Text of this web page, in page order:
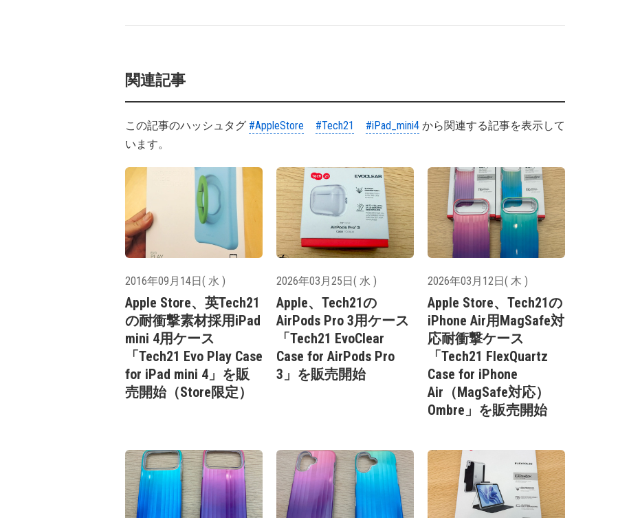
関連記事
この記事のハッシュタグ #AppleStore #Tech21 #iPad_mini4 から関連する記事を表示して
います。
2016年09月14日( 水 )
Apple Store、英Tech21
の耐衝撃素材採用iPad
mini 4用ケース
「Tech21 Evo Play Case
for iPad mini 4」を販
売開始（Store限定）
2026年03月25日( 水 )
Apple、Tech21の
AirPods Pro 3用ケース
「Tech21 EvoClear
Case for AirPods Pro
3」を販売開始
2026年03月12日( 木 )
Apple Store、Tech21の
iPhone Air用MagSafe対
応耐衝撃ケース
「Tech21 FlexQuartz
Case for iPhone
Air（MagSafe対応）
Ombre」を販売開始